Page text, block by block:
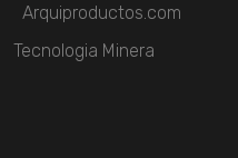
Arquiproductos.com
Tecnologia Minera